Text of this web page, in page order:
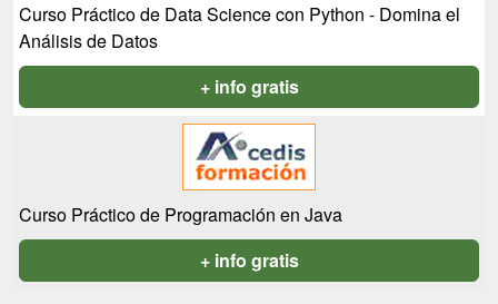
Curso Práctico de Data Science con Python - Domina el
Análisis de Datos
+ info gratis
Curso Práctico de Programación en Java
+ info gratis